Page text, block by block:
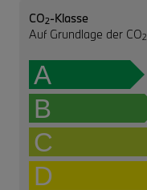
CO2-Klasse
Auf Grundlage der CO2
A
B
C
D